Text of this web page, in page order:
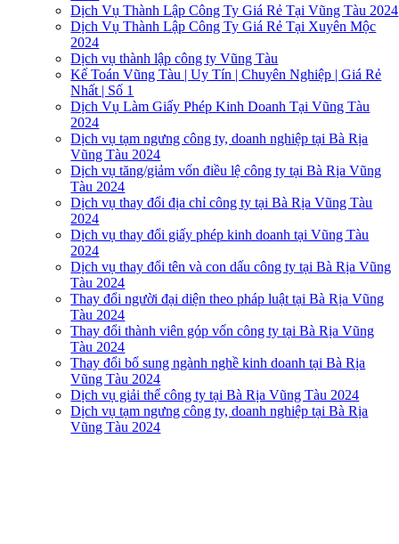
Dịch Vụ Thành Lập Công Ty Giá Rẻ Tại Vũng Tàu 2024
Dịch Vụ Thành Lập Công Ty Giá Rẻ Tại Xuyên Mộc
2024
Dịch vụ thành lập công ty Vũng Tàu
Kế Toán Vũng Tàu | Uy Tín | Chuyên Nghiệp | Giá Rẻ
Nhất | Số 1
Dịch Vụ Làm Giấy Phép Kinh Doanh Tại Vũng Tàu
2024
Dịch vụ tạm ngưng công ty, doanh nghiệp tại Bà Rịa
Vũng Tàu 2024
Dịch vụ tăng/giảm vốn điều lệ công ty tại Bà Rịa Vũng
Tàu 2024
Dịch vụ thay đổi địa chỉ công ty tại Bà Rịa Vũng Tàu
2024
Dịch vụ thay đổi giấy phép kinh doanh tại Vũng Tàu
2024
Dịch vụ thay đổi tên và con dấu công ty tại Bà Rịa Vũng
Tàu 2024
Thay đổi người đại diện theo pháp luật tại Bà Rịa Vũng
Tàu 2024
Thay đổi thành viên góp vốn công ty tại Bà Rịa Vũng
Tàu 2024
Thay đổi bổ sung ngành nghề kinh doanh tại Bà Rịa
Vũng Tàu 2024
Dịch vụ giải thể công ty tại Bà Rịa Vũng Tàu 2024
Dịch vụ tạm ngưng công ty, doanh nghiệp tại Bà Rịa
Vũng Tàu 2024